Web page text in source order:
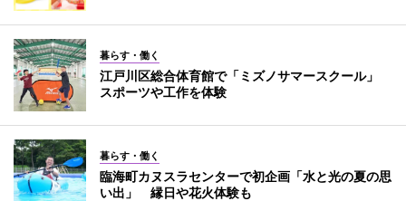
暮らす・働く
江戸川区総合体育館で「ミズノサマースクール」
スポーツや工作を体験
暮らす・働く
臨海町カヌスラセンターで初企画「水と光の夏の思
い出」 縁日や花火体験も